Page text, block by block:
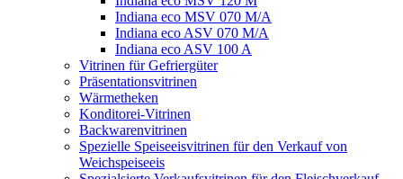
Indiana eco MSV 070 M/A
Indiana eco ASV 070 M/A
Indiana eco ASV 100 A
Vitrinen für Gefriergüter
Präsentationsvitrinen
Wärmetheken
Konditorei-Vitrinen
Backwarenvitrinen
Spezielle Speiseeisvitrinen für den Verkauf von
Weichspeiseeis